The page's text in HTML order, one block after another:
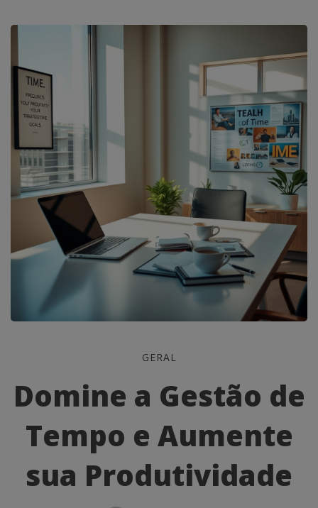
a
Gestão
de
Tempo
GERAL
Domine a Gestão de
Tempo e Aumente
sua Produtividade